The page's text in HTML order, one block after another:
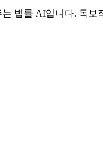
법률 AI입니다. 독